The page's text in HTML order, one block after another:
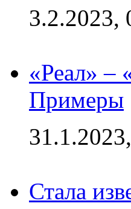
3.2.2023,
«Реал» –
Примеры
Стала